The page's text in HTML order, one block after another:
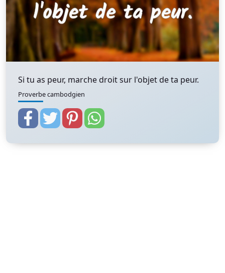
Si tu as peur, marche droit sur l'objet de ta peur.
Proverbe cambodgien